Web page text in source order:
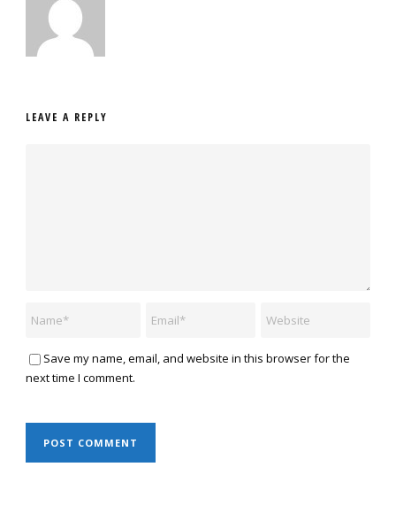
LEAVE A REPLY
Save my name, email, and website in this browser for the
next time I comment.